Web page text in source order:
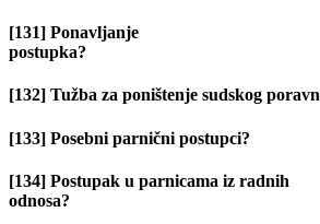
[131] Ponavljanje
[132] Tužba za poništenje sudskog
[133] Posebni parnični
[134] Postupak u parnicama iz radnih
odnosa?